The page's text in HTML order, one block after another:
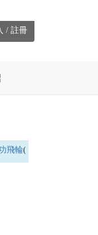
/ 註冊
輪(飛輪車) /